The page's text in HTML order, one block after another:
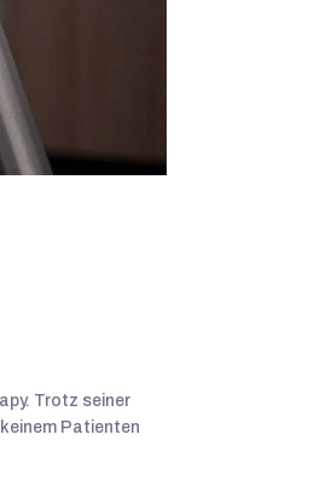
Trotz seiner
Patienten